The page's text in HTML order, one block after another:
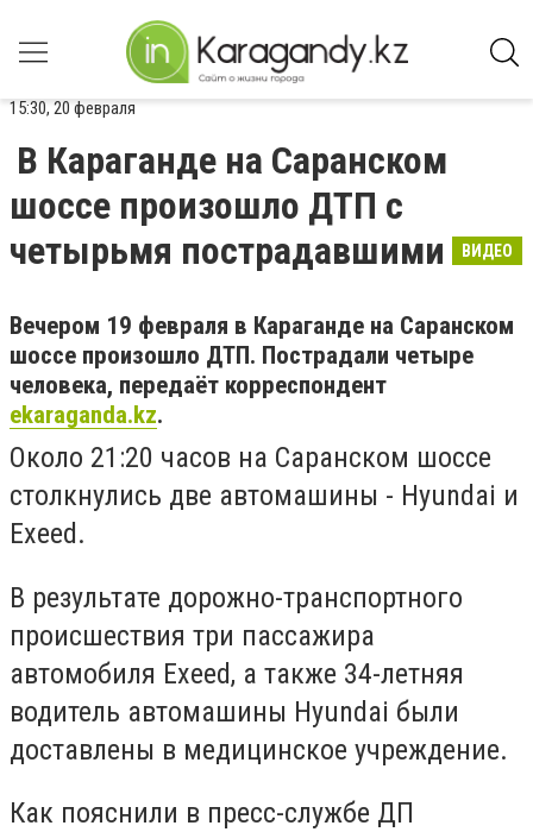
15:30, 20 февраля
В Караганде на Саранском
шоссе произошло ДТП с
четырьмя пострадавшими
ВИДЕО
Вечером 19 февраля в Караганде на Саранском
шоссе произошло ДТП. Пострадали четыре
человека, передаёт корреспондент
ekaraganda.kz.
Около 21:20 часов на Саранском шоссе
столкнулись две автомашины - Hyundai и
Exeed.
В результате дорожно-транспортного
происшествия три пассажира
автомобиля Exeed, а также 34-летняя
водитель автомашины Hyundai были
доставлены в медицинское учреждение.
Как пояснили в пресс-службе ДП